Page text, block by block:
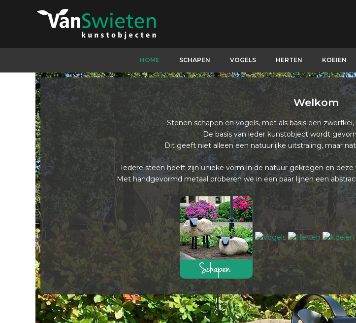
HOME SCHAPEN VOGELS HERTEN KOEIEN
Welkom
Stenen schapen en vogels, met als basis een
De basis van ieder kunstobject wordt
Dit geeft niet alleen een natuurlijke uitstraling, maar
Iedere steen heeft zijn unieke vorm in de natuur gekregen en
Met handgevormd metaal proberen we in een paar lijnen een